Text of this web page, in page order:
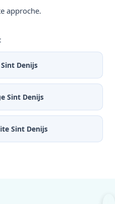
approche.
Denijs
Sint Denijs
Sint Denijs